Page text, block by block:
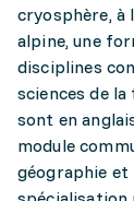
cryosphère, à
alpine, une
disciplines
sciences de
sont en
module
géographie et